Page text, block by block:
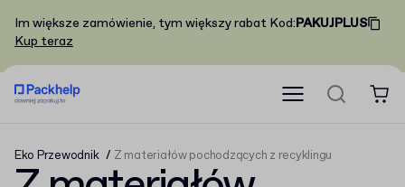
Im większe zamówienie, tym większy rabat Kod:PAKUJPLUS
Kup teraz
Eko Przewodnik Z materiałów pochodzących z recyklingu